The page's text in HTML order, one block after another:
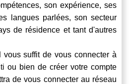
son expérience, ses
langues parlées, son secteur
de résidence et tant d'autres
suffit de vous connecter à
ou bien de créer votre compte
de vous connecter au réseau